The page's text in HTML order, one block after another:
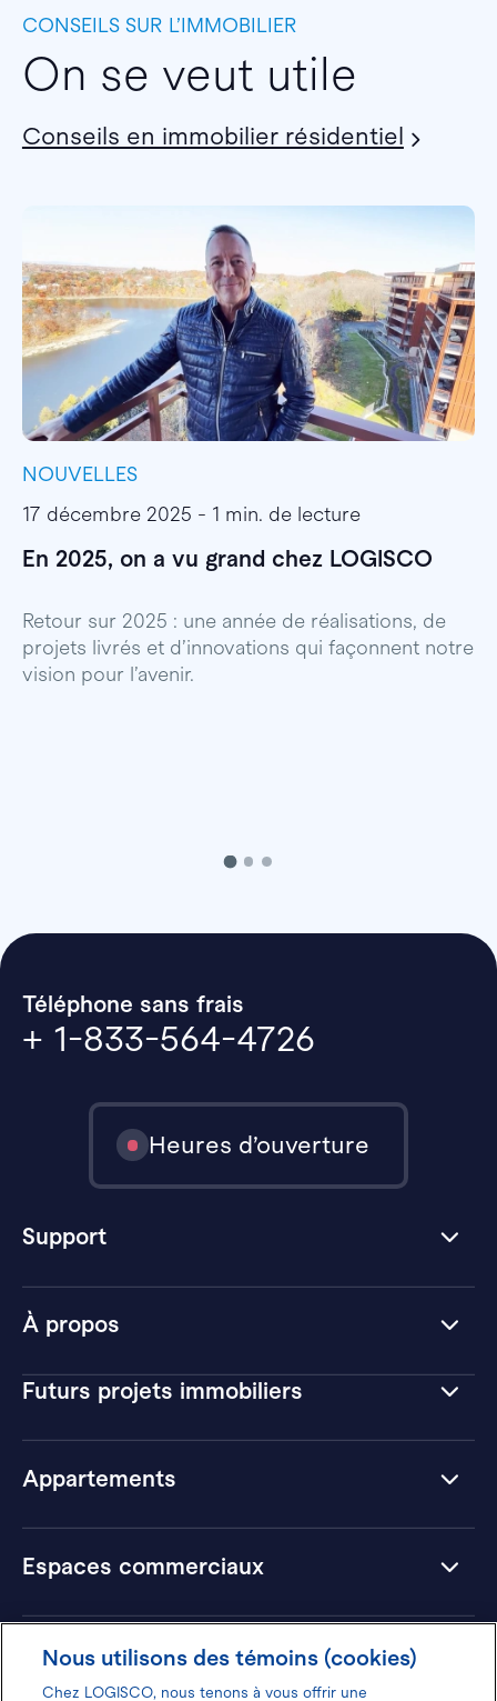
CONSEILS SUR L’IMMOBILIER
On se veut utile
Conseils en immobilier résidentiel
NOUVELLES
17 décembre 2025 - 1 min. de lecture
En 2025, on a vu grand chez LOGISCO
Retour sur 2025 : une année de réalisations, de
projets livrés et d’innovations qui façonnent notre
vision pour l’avenir.
À propos
Futurs projets immobiliers
Appartements
Espaces commerciaux
Hôtels
Téléphone sans frais
+ 1-833-564-4726
Heures d’ouverture
Support
Nous utilisons des témoins (cookies)
Chez LOGISCO, nous tenons à vous offrir une